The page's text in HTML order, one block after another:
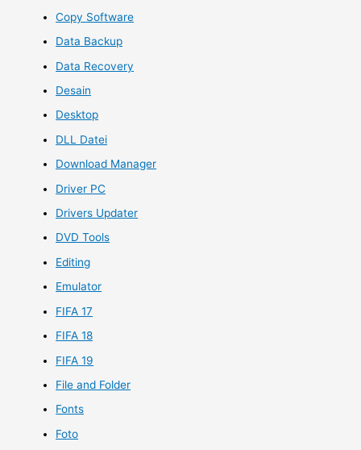
Copy Software
Data Backup
Data Recovery
Desain
Desktop
DLL Datei
Download Manager
Driver PC
Drivers Updater
DVD Tools
Editing
Emulator
FIFA 17
FIFA 18
FIFA 19
File and Folder
Fonts
Foto